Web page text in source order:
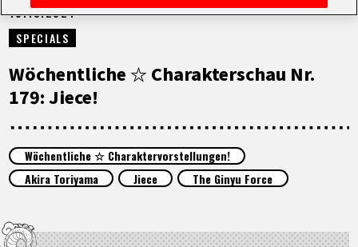
NEUES
HIGHLIGHTS
SPECIALS
15.10.2024
SPECIALS
Wöchentliche ☆ Charakterschau Nr.
179: Jiece!
Wöchentliche ☆ Charaktervorstellungen!
Akira Toriyama
Jiece The Ginyu Force